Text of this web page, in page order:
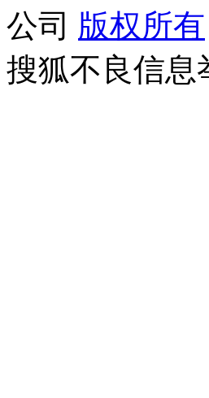
公司 版权所有
搜狐不良信息